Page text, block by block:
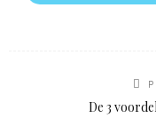
De 3